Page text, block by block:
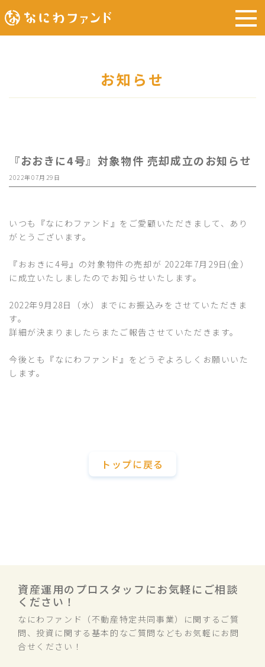
お知らせ
『おおきに4号』対象物件 売却成立のお知らせ
2022年07月29日
いつも『なにわファンド』をご愛顧いただきまして、あり
がとうございます。
『おおきに4号』の対象物件の売却が 2022年7月29日(金）
に成立いたしましたのでお知らせいたします。
2022年9月28日（水）までにお振込みをさせていただきま
す。
詳細が決まりましたらまたご報告させていただきます。
今後とも『なにわファンド』をどうぞよろしくお願いいた
します。
トップに戻る
資産運用のプロスタッフにお気軽にご相談
ください！
なにわファンド（不動産特定共同事業）に関するご質
問、投資に関する基本的なご質問などもお気軽にお問
合せください！